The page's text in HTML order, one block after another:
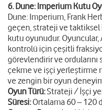
6. Dune: Imperium Kutu
Dune: Imperium, Frank
geçen, strateji ve taktiksel
kutu oyunudur.
kontrolü için çeşitli
görevlendirir ve ordularını
çekme ve işçi yerleştirme
ve zengin bir oyun
Oyun Türü:Strateji / İşçi
Süresi:Ortalama 60 – 120